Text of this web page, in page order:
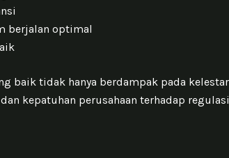
berjalan optimal
baik tidak hanya berdampak pada
kepatuhan perusahaan terhadap